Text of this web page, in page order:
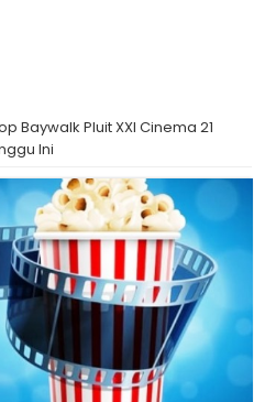
Baywalk Pluit XXI Cinema 21
Ini